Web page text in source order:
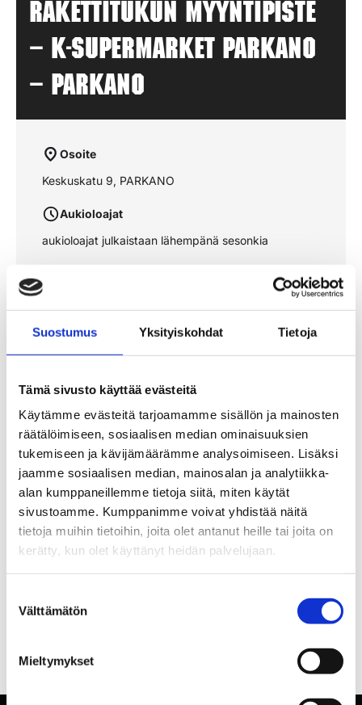
Suostumus Yksityiskohdat Tietoja
Tämä sivusto käyttää evästeitä
Käytämme evästeitä tarjoamamme sisällön ja mainosten
räätälöimiseen, sosiaalisen median ominaisuuksien
tukemiseen ja kävijämäärämme analysoimiseen. Lisäksi
jaamme sosiaalisen median, mainosalan ja analytiikka-
alan kumppaneillemme tietoja siitä, miten käytät
sivustoamme. Kumppanimme voivat yhdistää näitä
tietoja muihin tietoihin, joita olet antanut heille tai joita on
kerätty, kun olet käyttänyt heidän palvelujaan.
valinta
Välttämätön
Mieltymykset
Rakettitukun myyntipiste
– K-SUPERMARKET PARKANO
– PARKANO
Osoite
Keskuskatu 9, PARKANO
Aukioloajat
aukioloajat julkaistaan lähempänä sesonkia
Katso reitti kartalta